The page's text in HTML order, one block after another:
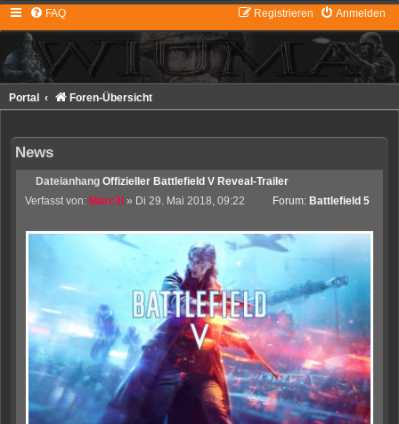
FAQ Anmelden
Registrieren
Portal Foren-Übersicht
News
Dateianhang Offizieller Battlefield V Reveal-Trailer
Verfasst von: Marc3l » Di 29. Mai 2018, 09:22 Forum: Battlefield 5